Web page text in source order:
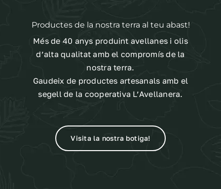
Cistella
Productes de la nostra terra al teu abast!
Més de 40 anys produint avellanes i olis
d’alta qualitat amb el compromís de la
nostra terra.
Gaudeix de productes artesanals amb el
segell de la cooperativa L’Avellanera.
Visita la nostra botiga!